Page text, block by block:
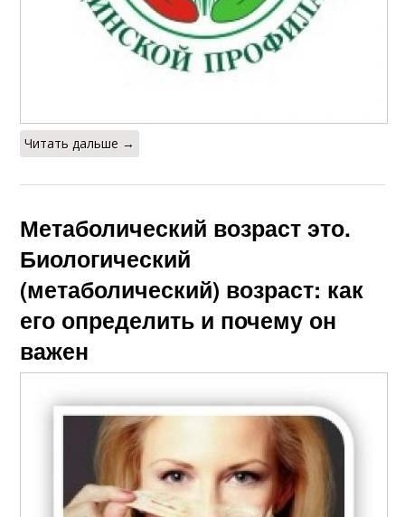
Читать дальше →
Метаболический возраст это.
Биологический
(метаболический) возраст: как
его определить и почему он
важен